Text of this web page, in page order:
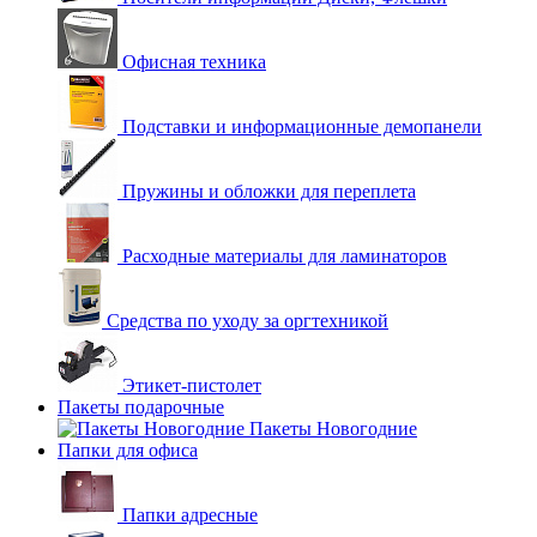
Офисная техника
Подставки и информационные демопанели
Пружины и обложки для переплета
Расходные материалы для ламинаторов
Средства по уходу за оргтехникой
Этикет-пистолет
Пакеты подарочные
Пакеты Новогодние
Папки для офиса
Папки адресные